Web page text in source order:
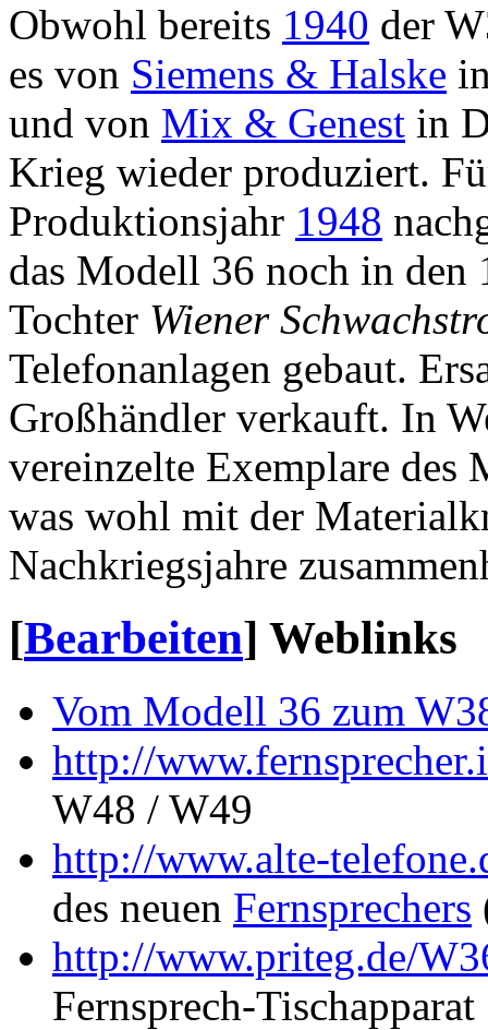
Obwohl bereits 1940 der
es von Siemens & Halske
und von Mix & Genest in
Krieg wieder produziert.
Produktionsjahr 1948
das Modell 36 noch in den
Tochter Wiener
Telefonanlagen gebaut.
Großhändler verkauft. In
vereinzelte Exemplare des
was wohl mit der
Nachkriegsjahre
[Bearbeiten] Weblinks
Vom Modell 36 zum
http://
W48 / W49
http://www.alte-
des neuen Fernsprechers
http://www.priteg.de/
Fernsprech-